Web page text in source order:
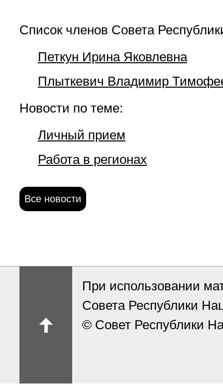
Список членов Совета
Петкун Ирина Яковлевна
Плыткевич Владимир
Новости по теме:
Личный прием
Работа в регионах
Все новости
При использовании
Совета Республики
© Совет Республики